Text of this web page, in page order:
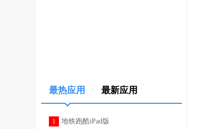
最热应用 / 最新应用
1 地铁跑酷iPad版